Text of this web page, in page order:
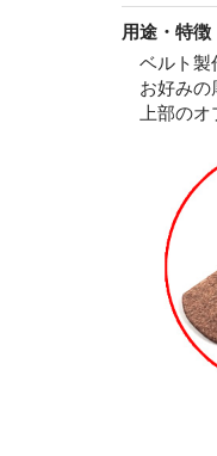
用途・特徴
ベルト製
お好みの
上部のオ